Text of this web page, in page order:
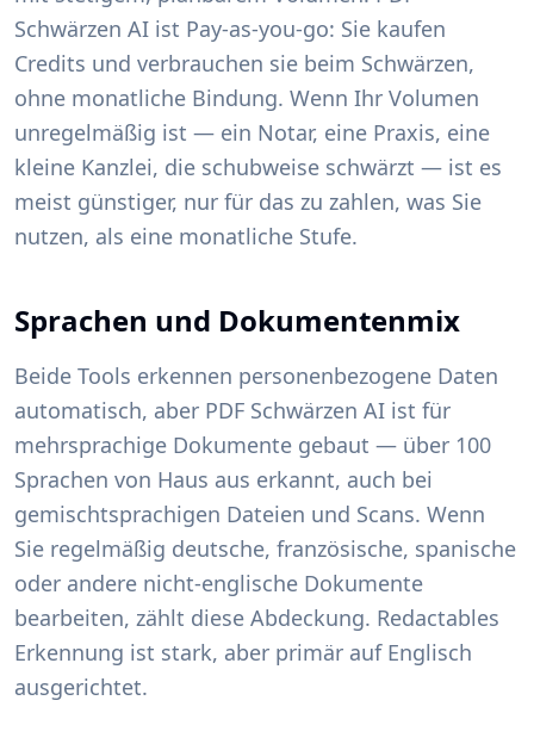
Schwärzen AI ist Pay-as-you-go: Sie kaufen
Credits und verbrauchen sie beim Schwärzen,
ohne monatliche Bindung. Wenn Ihr Volumen
unregelmäßig ist — ein Notar, eine Praxis, eine
kleine Kanzlei, die schubweise schwärzt — ist es
meist günstiger, nur für das zu zahlen, was Sie
nutzen, als eine monatliche Stufe.
Sprachen und Dokumentenmix
Beide Tools erkennen personenbezogene Daten
automatisch, aber PDF Schwärzen AI ist für
mehrsprachige Dokumente gebaut — über 100
Sprachen von Haus aus erkannt, auch bei
gemischtsprachigen Dateien und Scans. Wenn
Sie regelmäßig deutsche, französische, spanische
oder andere nicht-englische Dokumente
bearbeiten, zählt diese Abdeckung. Redactables
Erkennung ist stark, aber primär auf Englisch
ausgerichtet.